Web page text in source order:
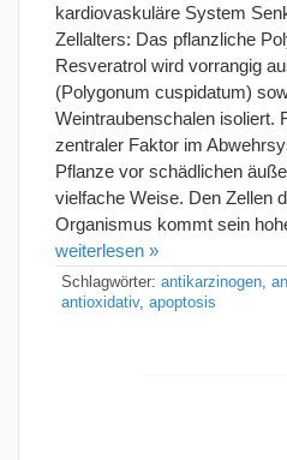
kardiovaskuläre System
Zellalters: Das pflanzliche
Resveratrol wird vorrangig
(Polygonum cuspidatum)
Weintraubenschalen isoliert.
zentraler Faktor im
Pflanze vor schädlichen
vielfache Weise. Den Zellen
Organismus kommt sein
weiterlesen »
Schlagwörter: antikarzinogen
antioxidativ, apoptosis